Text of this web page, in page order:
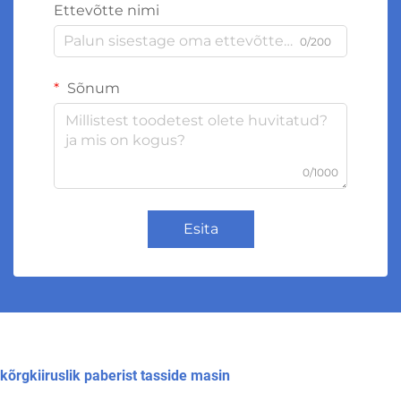
Ettevõtte nimi
0/200
Sõnum
0/1000
Esita
kõrgkiiruslik paberist tasside masin